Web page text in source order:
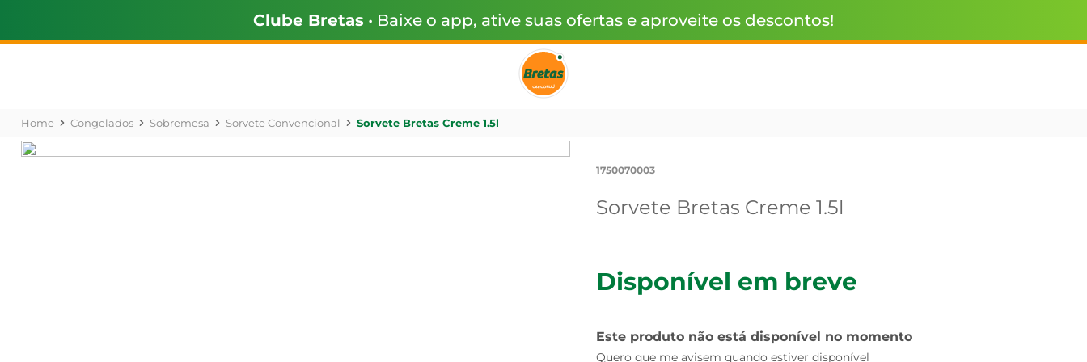
Clube Bretas • Baixe o app, ative suas ofertas e aproveite os descontos!
Congelados Sobremesa Sorvete Convencional Sorvete Bretas Creme 1.5l
1750070003
Sorvete Bretas Creme 1.5l
Disponível em breve
Este produto não está disponível no momento
Quero que me avisem quando estiver disponível